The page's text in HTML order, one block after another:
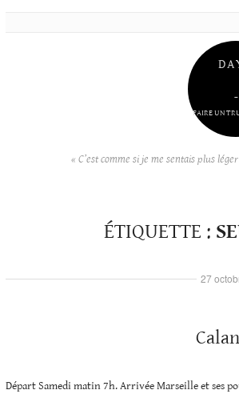
–
FAIRE UN
« C’est comme si je me sentais plus
ÉTIQUETTE :
Départ Samedi matin 7h. Arrivée Marseille et ses
27